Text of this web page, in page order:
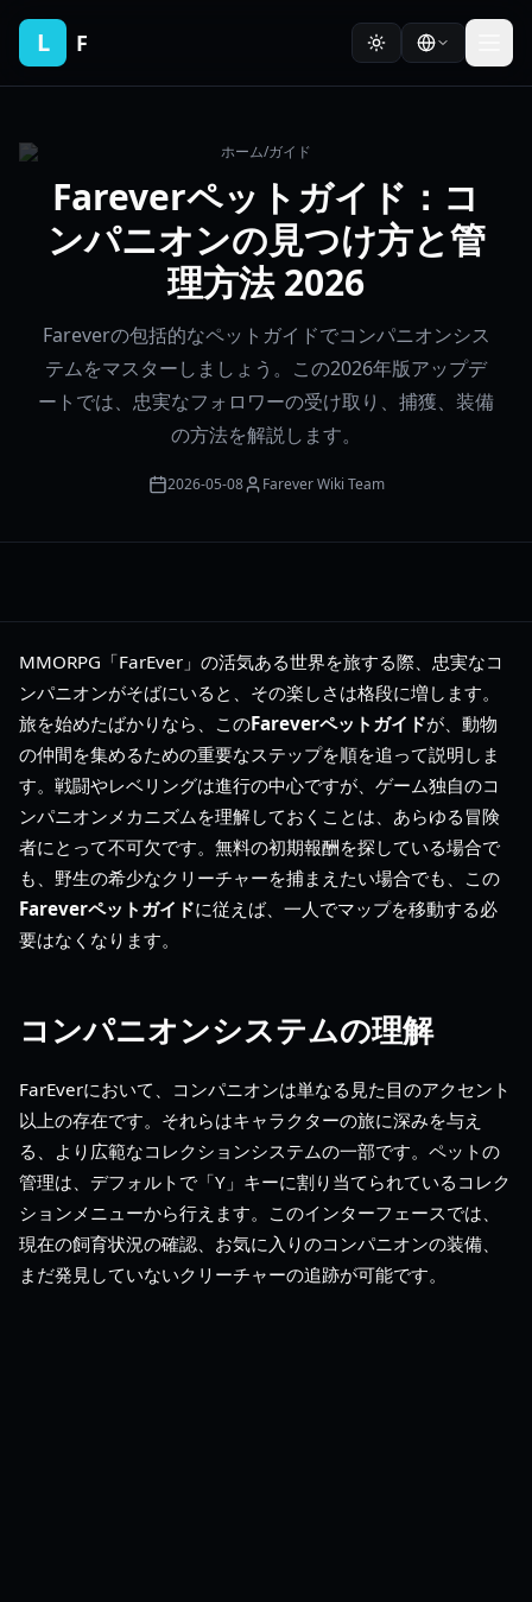
L F
ホーム/ガイド
Fareverペットガイド：コ
ンパニオンの見つけ方と管
理方法 2026
Fareverの包括的なペットガイドでコンパニオンシス
テムをマスターしましょう。この2026年版アップデ
ートでは、忠実なフォロワーの受け取り、捕獲、装備
の方法を解説します。
2026-05-08 Farever Wiki Team
MMORPG「FarEver」の活気ある世界を旅する際、忠実なコ
ンパニオンがそばにいると、その楽しさは格段に増します。
旅を始めたばかりなら、このFareverペットガイドが、動物
の仲間を集めるための重要なステップを順を追って説明しま
す。戦闘やレベリングは進行の中心ですが、ゲーム独自のコ
ンパニオンメカニズムを理解しておくことは、あらゆる冒険
者にとって不可欠です。無料の初期報酬を探している場合で
も、野生の希少なクリーチャーを捕まえたい場合でも、この
Fareverペットガイドに従えば、一人でマップを移動する必
要はなくなります。
コンパニオンシステムの理解
FarEverにおいて、コンパニオンは単なる見た目のアクセント
以上の存在です。それらはキャラクターの旅に深みを与え
る、より広範なコレクションシステムの一部です。ペットの
管理は、デフォルトで「Y」キーに割り当てられているコレク
ションメニューから行えます。このインターフェースでは、
現在の飼育状況の確認、お気に入りのコンパニオンの装備、
まだ発見していないクリーチャーの追跡が可能です。